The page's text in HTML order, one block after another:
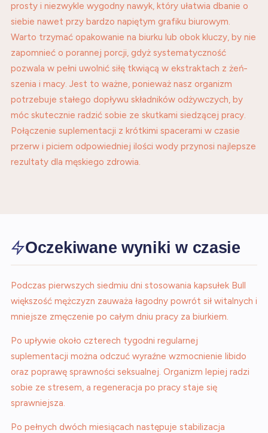
prosty i niezwykle wygodny nawyk, który ułatwia dbanie o
siebie nawet przy bardzo napiętym grafiku biurowym.
Warto trzymać opakowanie na biurku lub obok kluczy, by nie
zapomnieć o porannej porcji, gdyż systematyczność
pozwala w pełni uwolnić siłę tkwiącą w ekstraktach z żeń-
szenia i macy. Jest to ważne, ponieważ nasz organizm
potrzebuje stałego dopływu składników odżywczych, by
móc skutecznie radzić sobie ze skutkami siedzącej pracy.
Połączenie suplementacji z krótkimi spacerami w czasie
przerw i piciem odpowiedniej ilości wody przynosi najlepsze
rezultaty dla męskiego zdrowia.
Oczekiwane wyniki w czasie
Podczas pierwszych siedmiu dni stosowania kapsułek Bull
większość mężczyzn zauważa łagodny powrót sił witalnych i
mniejsze zmęczenie po całym dniu pracy za biurkiem.
Po upływie około czterech tygodni regularnej
suplementacji można odczuć wyraźne wzmocnienie libido
oraz poprawę sprawności seksualnej. Organizm lepiej radzi
sobie ze stresem, a regeneracja po pracy staje się
sprawniejsza.
Po pełnych dwóch miesiącach następuje stabilizacja